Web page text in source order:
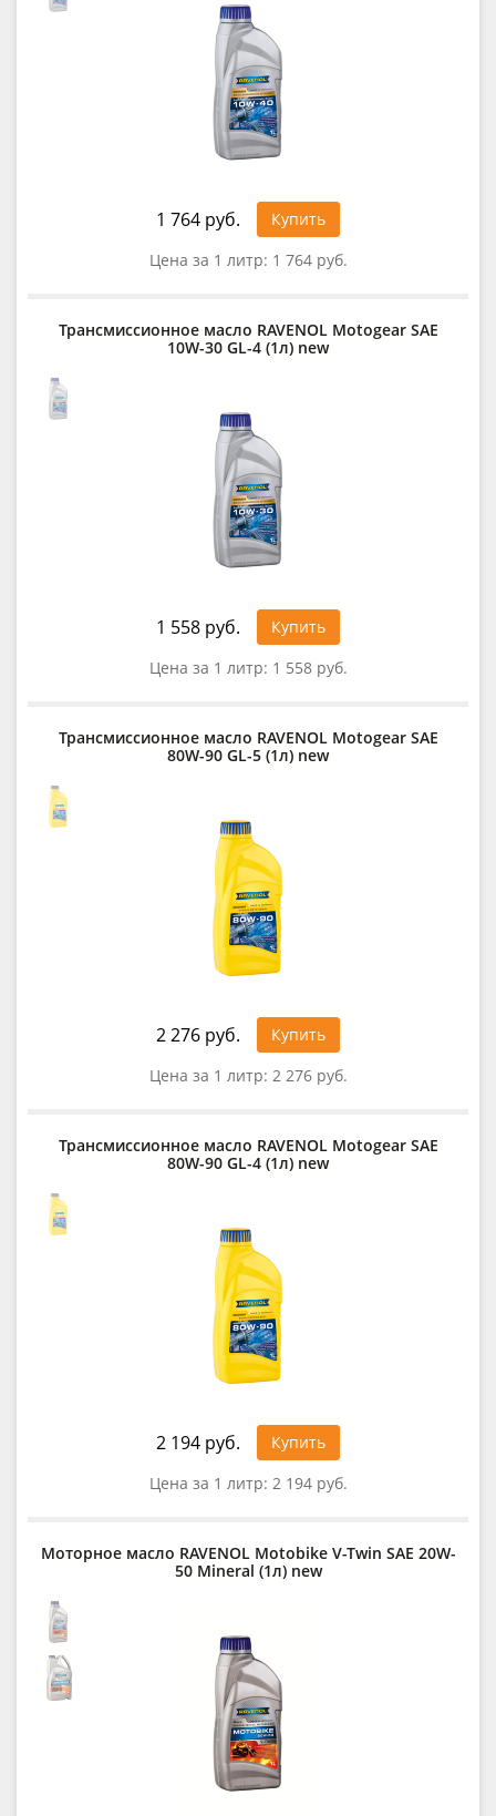
1 764 руб.
Купить
Цена за 1 литр: 1 764 руб.
Трансмиссионное масло RAVENOL Motogear SAE
10W-30 GL-4 (1л) new
1 558 руб.
Купить
Цена за 1 литр: 1 558 руб.
Трансмиссионное масло RAVENOL Motogear SAE
80W-90 GL-5 (1л) new
2 276 руб.
Купить
Цена за 1 литр: 2 276 руб.
Трансмиссионное масло RAVENOL Motogear SAE
80W-90 GL-4 (1л) new
2 194 руб.
Купить
Цена за 1 литр: 2 194 руб.
Моторное масло RAVENOL Motobike V-Twin SAE 20W-
50 Mineral (1л) new